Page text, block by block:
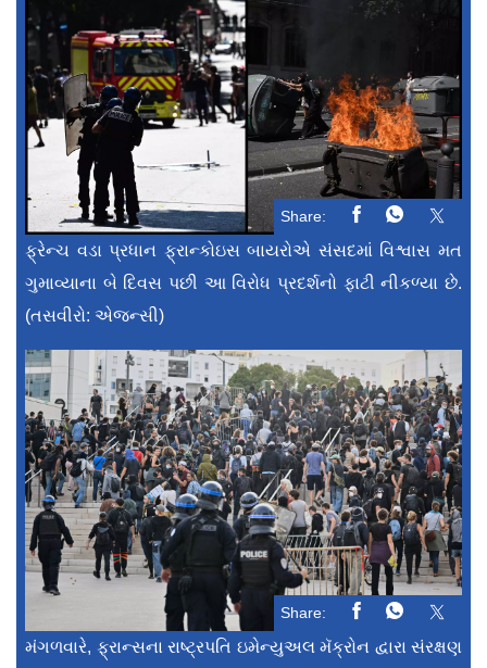
Share:
ફ્રેન્ચ વડા પ્રધાન ફ્રાન્કોઇસ બાયરોએ સંસદમાં વિશ્વાસ મત
ગુમાવ્યાના બે દિવસ પછી આ વિરોધ પ્રદર્શનો ફાટી નીકળ્યા છે.
(તસવીરો: એજન્સી)
Share:
મંગળવારે, ફ્રાન્સના રાષ્ટ્રપતિ ઇમેન્યુઅલ મૅક્રોન દ્વારા સંરક્ષણ